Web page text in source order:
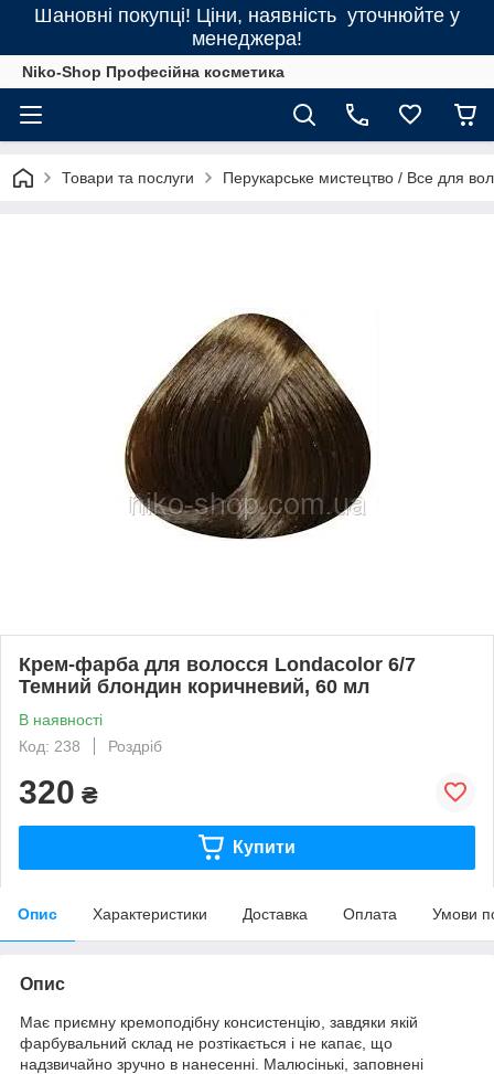
Шановні покупці! Ціни, наявність уточнюйте у
менеджера!
Niko-Shop Професійна косметика
Товари та послуги Перукарське мистецтво / Все для
Крем-фарба для волосся Londacolor 6/7
Темний блондин коричневий, 60 мл
В наявності
Код: 238
Роздріб
320 ₴
Купити
Опис Характеристики Доставка Оплата Умови
Опис
Має приємну кремоподібну консистенцію, завдяки якій
фарбувальний склад не розтікається і не капає, що
надзвичайно зручно в нанесенні. Малюсінькі, заповнені